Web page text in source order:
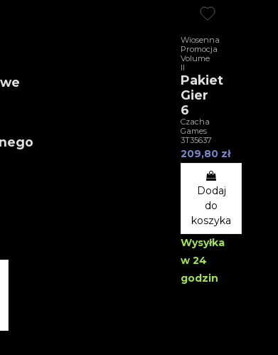
Wiosenna
Promocja
Volume
II
Pakiet
Gier
6
Czacha
Games
3T35637
209,80 zł
Dodaj
do
koszyka
Wysyłka
w 24
godzin